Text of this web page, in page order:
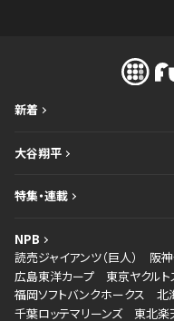
新着
大谷翔平
特集・連載
NPB
読売ジャイアンツ（巨人）
阪
広島東洋カープ
東京ヤクル
福岡ソフトバンクホークス
北
千葉ロッテマリーンズ
東北楽